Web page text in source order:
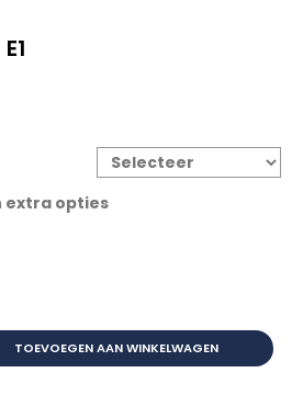
aantal
TOEVOEGEN AAN WINKELWAGEN